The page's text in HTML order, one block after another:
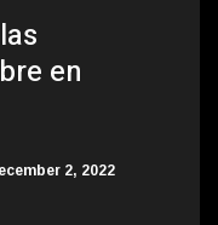
en
2, 2022